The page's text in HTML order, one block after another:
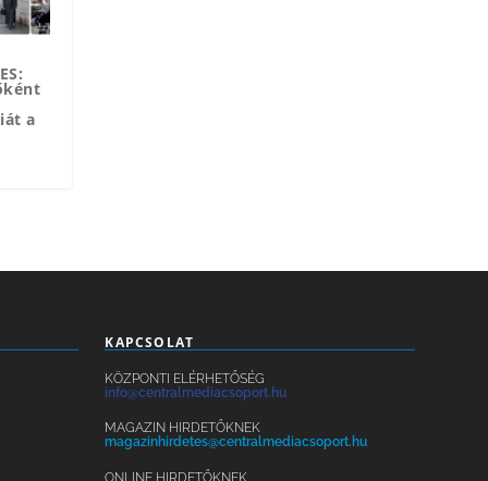
a
KAPCSOLAT
KÖZPONTI ELÉRHETŐSÉG
info@centralmediacsoport.hu
MAGAZIN HIRDETŐKNEK
magazinhirdetes@centralmediacsoport.hu
ONLINE HIRDETŐKNEK